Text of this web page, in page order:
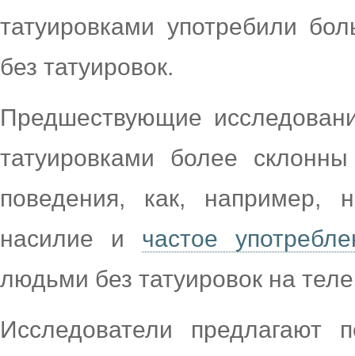
татуировками употребили
без татуировок.
Предшествующие
татуировками более
поведения, как, например,
насилие и частое
людьми без татуировок на
Исследователи предлагают